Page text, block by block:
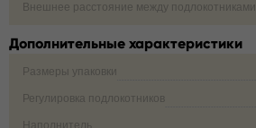
Внешнее расстояние между подлокотниками
Дополнительные характеристики
Размеры упаковки
Регулировка подлокотников
Наполнитель